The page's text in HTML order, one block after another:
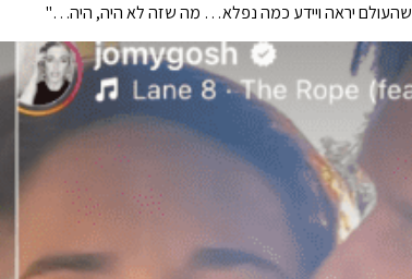
שהעולם יראה ויידע כמה נפלא… מה שזה לא היה, היה…"